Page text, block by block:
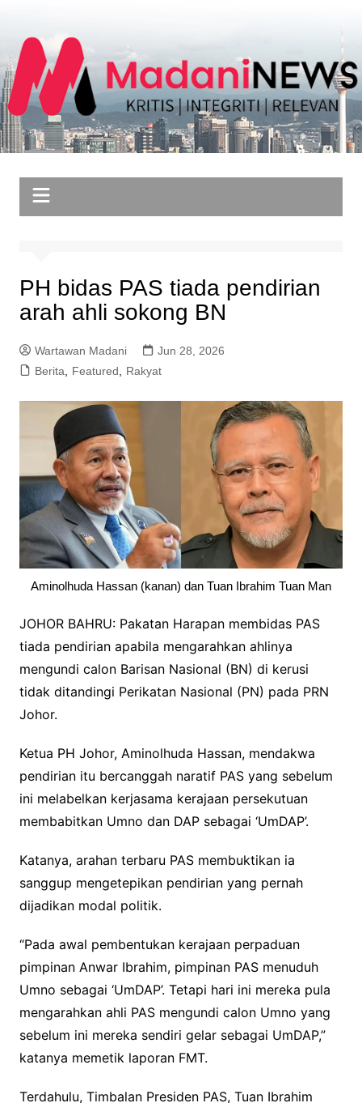
content
PH bidas PAS tiada pendirian
arah ahli sokong BN
Wartawan Madani
Jun 28, 2026
Berita, Featured, Rakyat
Aminolhuda Hassan (kanan) dan Tuan Ibrahim Tuan Man
JOHOR BAHRU: Pakatan Harapan membidas PAS
tiada pendirian apabila mengarahkan ahlinya
mengundi calon Barisan Nasional (BN) di kerusi
tidak ditandingi Perikatan Nasional (PN) pada PRN
Johor.
Ketua PH Johor, Aminolhuda Hassan, mendakwa
pendirian itu bercanggah naratif PAS yang sebelum
ini melabelkan kerjasama kerajaan persekutuan
membabitkan Umno dan DAP sebagai ‘UmDAP’.
Katanya, arahan terbaru PAS membuktikan ia
sanggup mengetepikan pendirian yang pernah
dijadikan modal politik.
“Pada awal pembentukan kerajaan perpaduan
pimpinan Anwar Ibrahim, pimpinan PAS menuduh
Umno sebagai ‘UmDAP’. Tetapi hari ini mereka pula
mengarahkan ahli PAS mengundi calon Umno yang
sebelum ini mereka sendiri gelar sebagai UmDAP,”
katanya memetik laporan FMT.
Terdahulu, Timbalan Presiden PAS, Tuan Ibrahim